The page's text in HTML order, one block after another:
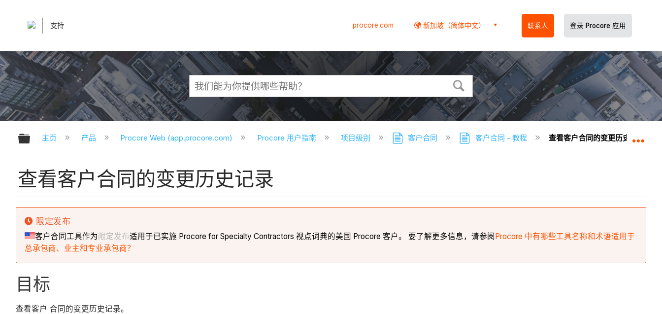
支持 procore.com 新加坡（简体中文） 联系人 登录 Procore 应用
扩展/隐缩全局层次
主页 产品 Procore Web (app.procore.com) Procore 用户指南 项目级别 客户合同 客户合同 - 教程 查看客户合同的变更历史记录
查看客户合同的变更历史记录
限定发布
客户合同工具作为 限定发布适用于已实施 Procore for Specialty Contractors 视点词典的美国 Procore 客户。 要了解更多信息，请参阅 Procore 中有哪些工具名称和术语适用于
总承包商、业主和专业承包商？
目标
查看客户 合同的变更历史记录。